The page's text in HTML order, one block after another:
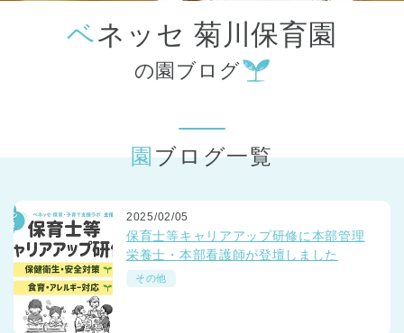
都道府県
から探す
ベネッセ 菊川保育園
の園ブログ
園ブログ一覧
2025/02/05
保育士等キャリアアップ研修に本部管理
栄養士・本部看護師が登壇しました
その他